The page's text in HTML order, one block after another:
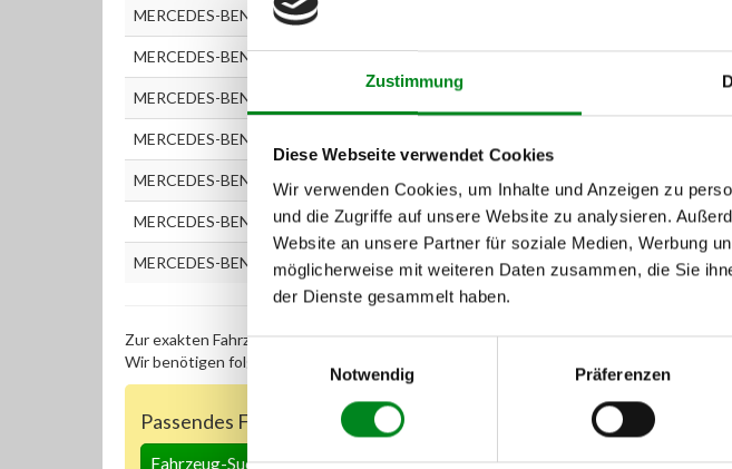
Zustimmung
Diese Webseite verwendet Cookies
Wir verwenden Cookies, um Inhalte und Anzeigen zu
und die Zugriffe auf unsere Website zu analysieren.
Website an unsere Partner für soziale Medien, Werbung
möglicherweise mit weiteren Daten zusammen, die Sie
der Dienste gesammelt haben.
Einwilligungsauswahl
Notwendig
Präferenzen
MERCEDES-BENZ M-Klasse (163) ML 230 (163.136)
MERCEDES-BENZ M-Klasse (W163) ML 320 (163.154)
MERCEDES-BENZ M-Klasse (W163) ML 250
MERCEDES-BENZ M-Klasse (W163) ML 430 (163.172)
MERCEDES-BENZ M-Klasse (W163) ML500 (163.175)
MERCEDES-BENZ M-Klasse (W163) ML 400 CDI(163.128)
MERCEDES-BENZ M-Klasse ML 270 CDI (163.113)
Zur exakten Fahrzeug-Identifizierung können Sie auch unseren Support kontaktieren (
Wir benötigen folgende Fahrzeugdaten:
Passendes Fahrzeug nicht dabei?
Fahrzeug-Suche für AT-Lenkgetriebe»